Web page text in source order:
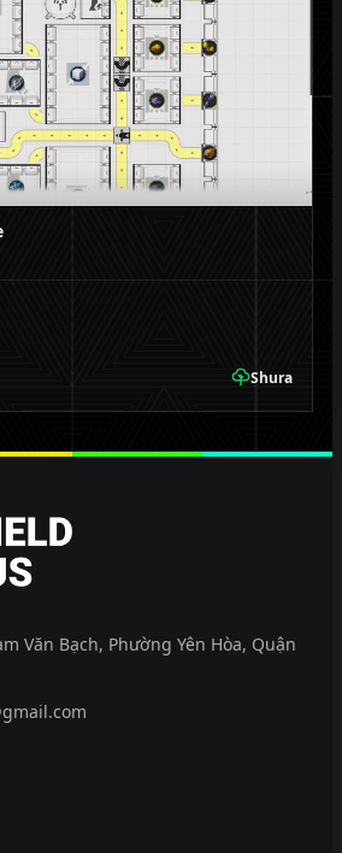
Shura
Văn Bạch, Phường Yên Hòa, Quận